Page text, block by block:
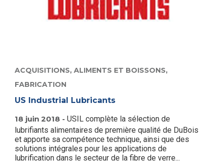
ACQUISITIONS, ALIMENTS ET BOISSONS,
FABRICATION
US Industrial Lubricants
18 juin 2018 - USIL complète la sélection de
lubrifiants alimentaires de première qualité de DuBois
et apporte sa compétence technique, ainsi que des
solutions intégrales pour les applications de
lubrification dans le secteur de la fibre de verre...